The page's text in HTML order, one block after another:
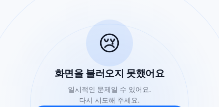
😢
화면을 불러오지 못했어요
일시적인 문제일 수 있어요.
다시 시도해 주세요.